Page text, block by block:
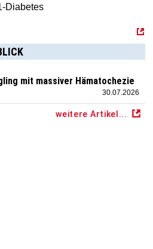
Diabetes
mit massiver Hämatochezie
30.07.2026
weitere Artikel...